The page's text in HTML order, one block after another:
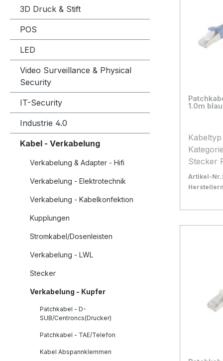
3D Druck & Stift
POS
LED
Video Surveillance & Physical
Security
IT-Security
Industrie 4.0
Kabel - Verkabelung
Verkabelung & Adapter - Hifi
Verkabelung - Elektrotechnik
Verkabelung - Kabelkonfektion
Kupplungen
Stromkabel/Dosenleisten
Verkabelung - LWL
Stecker
Verkabelung - Kupfer
Patchkabel - D-
SUB/Centroncs(Drucker)
Patchkabel - TAE/Telefon
Kabel Abspannklemmen
1.0m
Kabeltyp FTP (Folienschirm, PVC)
Kategorie 5E Anschluss Seite A
Stecker
Seite B Stecker RJ45 mit
m Kabelfarbe blau Besonderheit
Artikel-Nr.:
In den